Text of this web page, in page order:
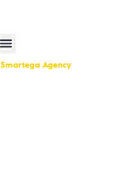
Smartega Agency